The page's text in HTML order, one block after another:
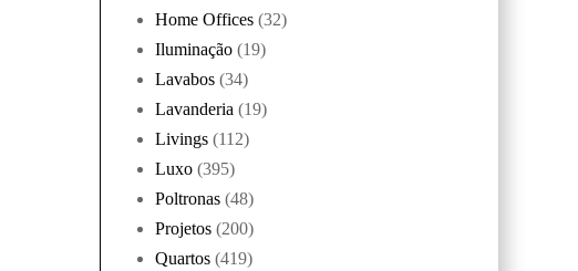
Home Offices (32)
Iluminação (19)
Lavabos (34)
Lavanderia (19)
Livings (112)
Luxo (395)
Poltronas (48)
Projetos (200)
Quartos (419)